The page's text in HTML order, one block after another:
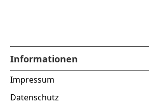
Informationen
Impressum
Datenschutz